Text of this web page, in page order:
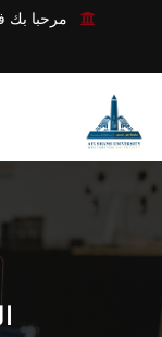
مرحبا بك